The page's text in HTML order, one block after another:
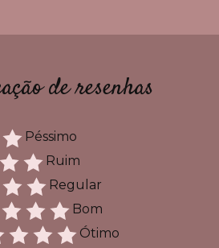
de resenhas
Péssimo
Ruim
Regular
Bom
Ótimo